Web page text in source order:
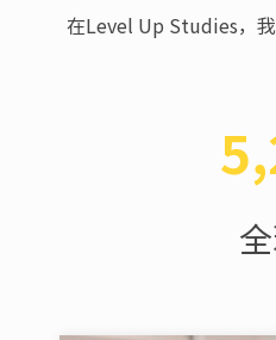
在Level Up Studies，